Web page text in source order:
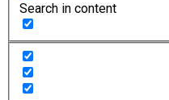
Search in content